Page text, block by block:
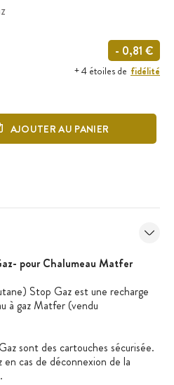
- 0,81 €
+ 4 étoiles de fidélité
AJOUTER AU PANIER
pour Chalumeau Matfer
Stop Gaz est une recharge
à gaz Matfer (vendu
sont des cartouches sécurisée.
cas de déconnexion de la